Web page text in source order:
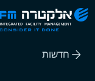
Skip
the
אלקטרה
חדשות